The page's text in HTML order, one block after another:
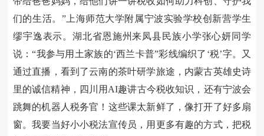
们的生活。”上海师范大学附属宁波实验学校创新营学生
缪宇逸表示。湖北省恩施州来凤县民族小学张心妍同学
说：“我参与用土家族的‘西兰卡普”彩线编织了‘税’字。又
通过直播，看到了云南的茶叶研学旅途，内蒙古英雄史诗
里的诚信精神，四川用 AI趣讲古今税收知识，还有宁波会
跳舞的机器人税务官！这些课太新鲜了，像打开了好多扇
窗。我要当好小小税法宣传员，用更多有趣的方式，把税